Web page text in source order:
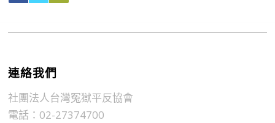
連絡我們
社團法人台灣冤獄平反協會
電話：02-27374700